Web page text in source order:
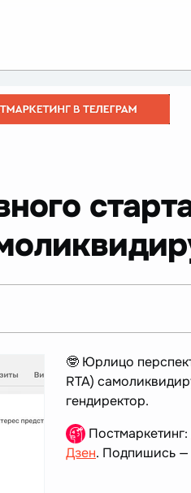
🤓 Юрлицо
RTA)
гендиректор.
Постмаркетинг:
Дзен. Подпишись —